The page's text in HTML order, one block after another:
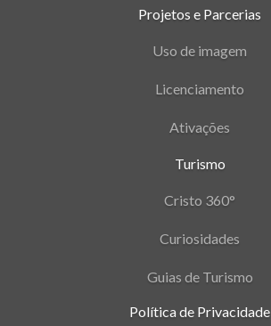
Projetos e Parcerias
Uso de imagem
Licenciamento
Ativações
Turismo
Cristo 360°
Curiosidades
Guias de Turismo
Política de Privacidade